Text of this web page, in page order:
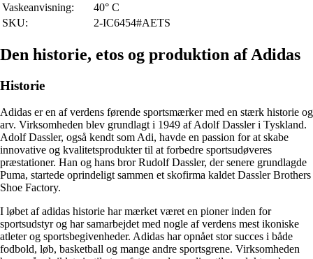
Vaskeanvisning:
40° C
SKU:
2-IC6454#AETS
Den historie, etos og produktion af Adidas
Historie
Adidas er en af verdens førende sportsmærker med en stærk historie og
arv. Virksomheden blev grundlagt i 1949 af Adolf Dassler i Tyskland.
Adolf Dassler, også kendt som Adi, havde en passion for at skabe
innovative og kvalitetsprodukter til at forbedre sportsudøveres
præstationer. Han og hans bror Rudolf Dassler, der senere grundlagde
Puma, startede oprindeligt sammen et skofirma kaldet Dassler Brothers
Shoe Factory.
I løbet af adidas historie har mærket været en pioner inden for
sportsudstyr og har samarbejdet med nogle af verdens mest ikoniske
atleter og sportsbegivenheder. Adidas har opnået stor succes i både
fodbold, løb, basketball og mange andre sportsgrene. Virksomheden